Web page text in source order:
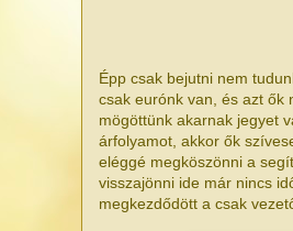
Épp csak bejutni nem
csak eurónk van, és azt ők
mögöttünk akarnak jegyet
árfolyamot, akkor ők
eléggé megköszönni a
visszajönni ide már nincs
megkezdődött a csak